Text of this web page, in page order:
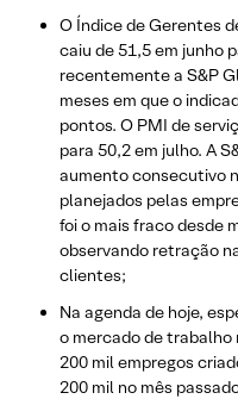
O Índice de Gerentes
caiu de 51,5 em junho
recentemente a S&P
meses em que o
pontos. O PMI de
para 50,2 em julho. A
aumento consecutivo
planejados pelas
foi o mais fraco desde
observando retração
clientes;
Na agenda de hoje,
o mercado de trabalho
200 mil empregos
200 mil no mês